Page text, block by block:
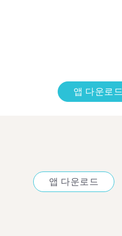
앱 다운로드
앱 다운로드